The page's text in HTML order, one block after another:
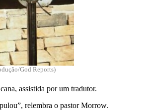
God Reports)
assistida por um tradutor.
relembra o pastor Morrow.